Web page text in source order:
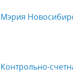
Мэрия
Контрольно-